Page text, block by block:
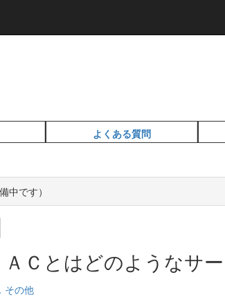
よくある質問
中です）
Ｃとはどのようなサ
その他